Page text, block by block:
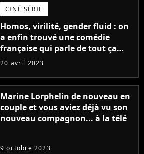
CINÉ SÉRIE
Homos, virilité, gender fluid : on
a enfin trouvé une comédie
française qui parle de tout ça
sans être super ringarde
20 avril 2023
Marine Lorphelin de nouveau en
couple et vous aviez déjà vu son
nouveau compagnon... à la télé
9 octobre 2023